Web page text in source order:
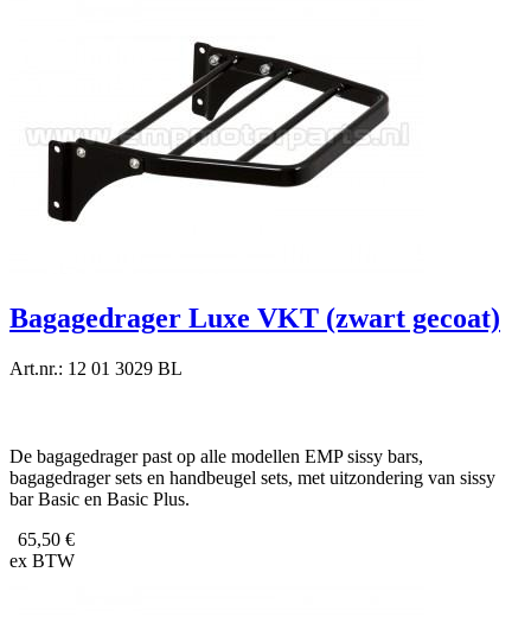
Bagagedrager Luxe VKT (zwart gecoat)
Art.nr.: 12 01 3029 BL
De bagagedrager past op alle modellen EMP sissy bars,
bagagedrager sets en handbeugel sets, met uitzondering van sissy
bar Basic en Basic Plus.
65,50 €
ex BTW